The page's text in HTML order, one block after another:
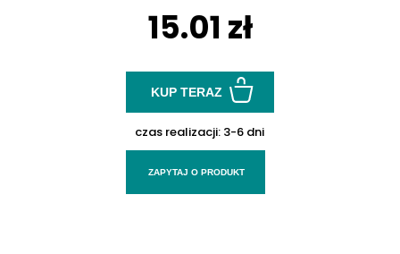
15.01 zł
KUP TERAZ
czas realizacji: 3-6 dni
ZAPYTAJ O PRODUKT